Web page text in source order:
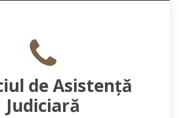
de Asistență
Judiciară